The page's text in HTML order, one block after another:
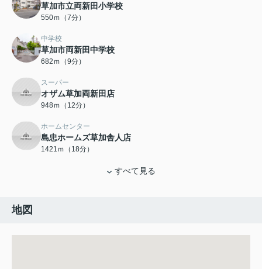
草加市立両新田小学校
550ｍ（7分）
中学校
草加市両新田中学校
682ｍ（9分）
スーパー
オザム草加両新田店
948ｍ（12分）
ホームセンター
島忠ホームズ草加舎人店
1421ｍ（18分）
すべて見る
地図